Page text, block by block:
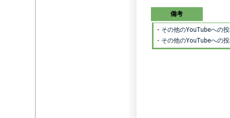
備考
・ その他のYouTubeへの
・ その他のYouTubeへの